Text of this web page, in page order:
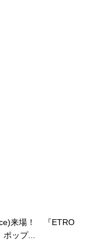
来場！ 『ETRO
ポップ...